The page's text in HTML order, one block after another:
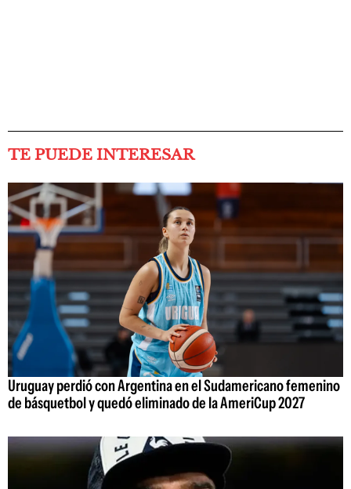
TE PUEDE INTERESAR
Uruguay perdió con Argentina en el Sudamericano femenino
de básquetbol y quedó eliminado de la AmeriCup 2027